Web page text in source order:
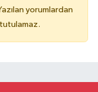
yorumlardan